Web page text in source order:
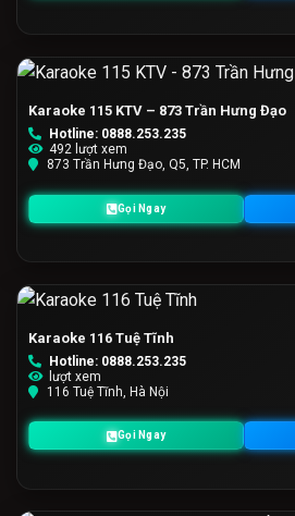
Karaoke 115 KTV – 873 Trần Hưng Đạo
Hotline: 0888.253.235
492 lượt xem
873 Trần Hưng Đạo, Q5, TP. HCM
Gọi Ngay
Karaoke 116 Tuệ Tĩnh
Hotline: 0888.253.235
lượt xem
116 Tuệ Tĩnh, Hà Nội
Gọi Ngay